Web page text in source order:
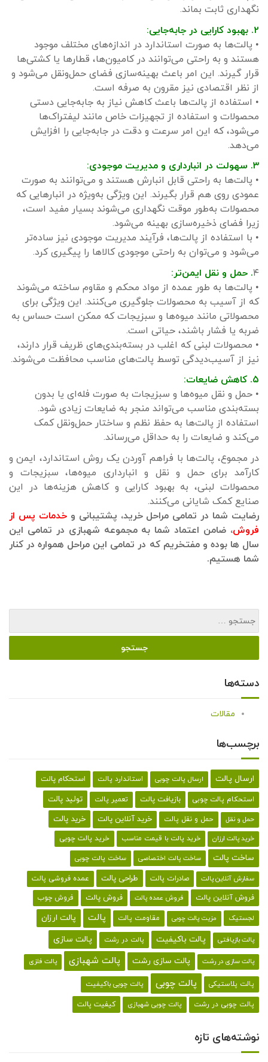
نگهداری ثابت بماند.
۲. بهبود کارایی در جابه‌جایی:
• پالت‌ها به صورت استاندارد در اندازه‌های مختلف موجود
هستند و به راحتی می‌توانند در کامیون‌ها، قطارها یا کشتی‌ها
قرار گیرند. این امر باعث بهینه‌سازی فضای حمل‌ونقل می‌شود و
از نظر اقتصادی نیز مقرون به صرفه است.
• استفاده از پالت‌ها باعث کاهش نیاز به جابه‌جایی دستی
محصولات و استفاده از تجهیزات خاص مانند لیفتراک‌ها
می‌شود، که این امر سرعت و دقت در جابه‌جایی را افزایش
می‌دهد.
۳. سهولت در انبارداری و مدیریت موجودی:
• پالت‌ها به راحتی قابل انبارش هستند و می‌توانند به صورت
عمودی روی هم قرار بگیرند. این ویژگی به‌ویژه در انبارهایی که
محصولات به‌طور موقت نگهداری می‌شوند بسیار مفید است،
زیرا فضای ذخیره‌سازی بهینه می‌شود.
• با استفاده از پالت‌ها، فرآیند مدیریت موجودی نیز ساده‌تر
می‌شود و می‌توان به راحتی موجودی کالاها را پیگیری کرد.
۴. حمل و نقل ایمن‌تر:
• پالت‌ها به طور عمده از مواد محکم و مقاوم ساخته می‌شوند
که از آسیب به محصولات جلوگیری می‌کنند. این ویژگی برای
محصولاتی مانند میوه‌ها و سبزیجات که ممکن است حساس به
ضربه یا فشار باشند، حیاتی است.
• محصولات لبنی که اغلب در بسته‌بندی‌های ظریف قرار دارند،
نیز از آسیب‌دیدگی توسط پالت‌های مناسب محافظت می‌شوند.
۵. کاهش ضایعات:
• حمل و نقل میوه‌ها و سبزیجات به صورت فله‌ای یا بدون
بسته‌بندی مناسب می‌تواند منجر به ضایعات زیادی شود.
استفاده از پالت‌ها به حفظ نظم و ساختار حمل‌ونقل کمک
می‌کند و ضایعات را به حداقل می‌رساند.
در مجموع، پالت‌ها با فراهم آوردن یک روش استاندارد، ایمن و
کارآمد برای حمل و نقل و انبارداری میوه‌ها، سبزیجات و
محصولات لبنی، به بهبود کارایی و کاهش هزینه‌ها در این
صنایع کمک شایانی می‌کنند.
رضایت شما در تمامی مراحل خرید، پشتیبانی وخدمات پس از
فروش، ضامن اعتماد شما به مجموعه شهبازی در تمامی این
سال ها بوده و مفتخریم که در تمامی این مراحل همواره در کنار
شما هستیم.
دسته‌ها
مقالات
برچسب‌ها
ارسال پالت ارسال پالت چوبی استاندارد پالت استحکام پالت
استحکام پالت چوبی بازیافت پالت تعمیر پالت تولید پالت
حمل و نقل حمل و نقل پالت خرید آنلاین پالت خرید پالت
خرید پالت ارزان خرید پالت با قیمت مناسب خرید پالت چوبی
ساخت پالت ساخت پالت اختصاصی ساخت پالت چوبی
سفارش آنلاین پالت صادرات پالت طراحی پالت عمده فروشی پالت
فروش آنلاین پالت فروش عمده پالت فروش پالت فروش چوب
لجستیک مزیت پالت چوبی مقاومت پالت پالت پالت ارزان
پالت بازیافتی پالت باکیفیت پالت در رشت پالت سازی
پالت سازی در رشت پالت سازی رشت پالت شهبازی پالت فلزی
پالت پلاستیکی پالت چوبی پالت چوبی باکیفیت
پالت چوبی در رشت پالت چوبی شهبازی کیفیت پالت
نوشته‌های تازه